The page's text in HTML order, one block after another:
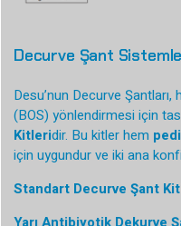
Decurve Şant
Desu’nun Decurve Şantları,
(BOS) yönlendirmesi için
Kitleridir. Bu kitler hem
için uygundur ve iki ana
Standart Decurve Şant